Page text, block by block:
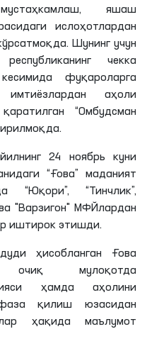
яшаш
ислоҳотлардан
Шунинг учун
чекка
фуқароларга
аҳоли
“Омбудсман
24 ноябрь куни
“Ғова” маданият
“Юқори”, “Тинчлик”,
"Варзигон" МФЙлардан
иштирок этишди.
ҳисобланган Ғова
очиқ мулоқотда
ҳамда аҳолини
қилиш юзасидан
ҳақида маълумот